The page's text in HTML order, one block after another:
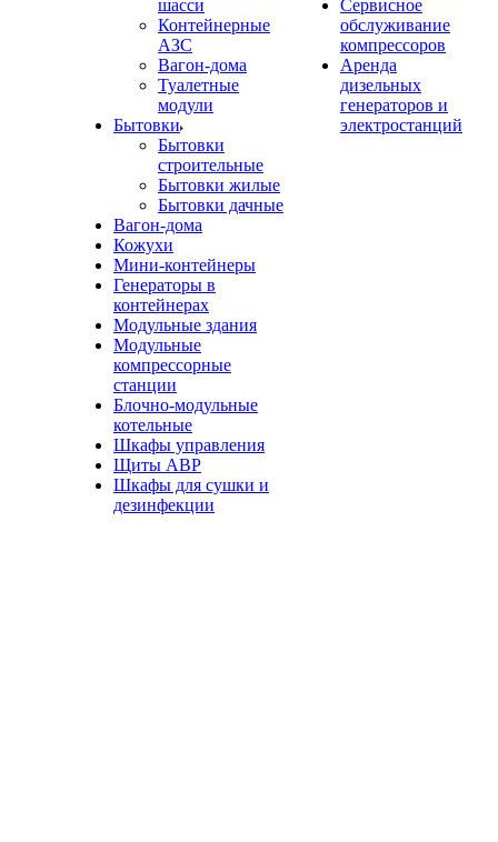
шасси
Контейнерные
АЗС
Вагон-дома
Туалетные
модули
Бытовки
Бытовки
строительные
Бытовки жилые
Бытовки дачные
Вагон-дома
Кожухи
Мини-контейнеры
Генераторы в
контейнерах
Модульные здания
Модульные
компрессорные
станции
Блочно-модульные
котельные
Шкафы управления
Щиты АВР
Шкафы для сушки и
дезинфекции
Сервисное
обслуживание
компрессоров
Аренда
дизельных
генераторов и
электростанций